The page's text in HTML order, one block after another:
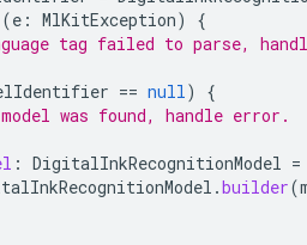
(e : MlKitException)
{
tag failed to parse,
== null)
{
was found, handle error.
: DigitalInkRecognitionModel =
.builder(